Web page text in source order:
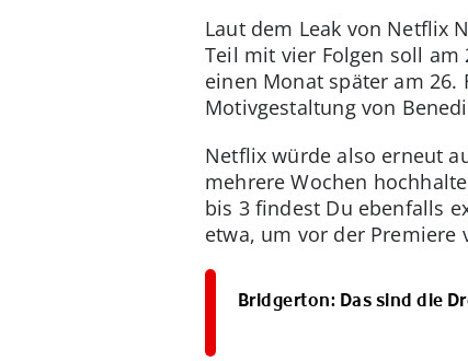
Laut dem Leak von Netflix
Teil mit vier Folgen soll am
einen Monat später am 26.
Motivgestaltung von
Netflix würde also erneut
mehrere Wochen
bis 3 findest Du ebenfalls
etwa, um vor der Premiere
Bridgerton: Das sind die